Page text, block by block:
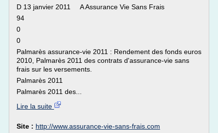
D 13 janvier 2011 A Assurance Vie Sans Frais
94
0
0
Palmarès assurance-vie 2011 : Rendement des fonds euros
2010, Palmarès 2011 des contrats d'assurance-vie sans
frais sur les versements.
Palmarès 2011
Palmarès 2011 des...
Lire la suite
Site : http://www.assurance-vie-sans-frais.com